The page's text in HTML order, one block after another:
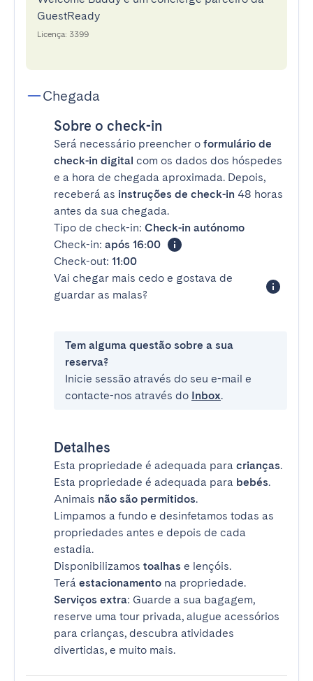
GuestReady
Licença: 3399
Chegada
Sobre o check-in
Será necessário preencher o formulário de
check-in digital com os dados dos hóspedes
e a hora de chegada aproximada. Depois,
receberá as instruções de check-in 48 horas
antes da sua chegada.
Tipo de check-in: Check-in autónomo
Check-in: após 16:00
Check-out: 11:00
Vai chegar mais cedo e gostava de
guardar as malas?
Tem alguma questão sobre a sua
reserva?
Inicie sessão através do seu e-mail e
contacte-nos através do Inbox.
Detalhes
Esta propriedade é adequada para crianças.
Esta propriedade é adequada para bebés.
Animais não são permitidos.
Limpamos a fundo e desinfetamos todas as
propriedades antes e depois de cada
estadia.
Disponibilizamos toalhas e lençóis.
Terá estacionamento na propriedade.
Serviços extra: Guarde a sua bagagem,
reserve uma tour privada, alugue acessórios
para crianças, descubra atividades
divertidas, e muito mais.